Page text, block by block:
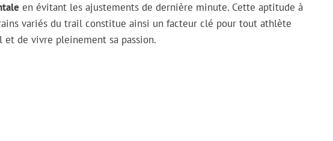
en évitant les ajustements de dernière minute. Cette aptitude à
variés du trail constitue ainsi un facteur clé pour tout athlète
de vivre pleinement sa passion.